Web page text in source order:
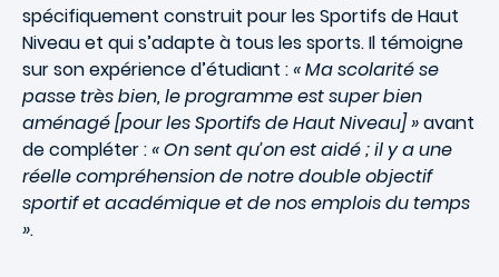
spécifiquement construit pour les Sportifs de Haut
Niveau et qui s’adapte à tous les sports. Il témoigne
sur son expérience d’étudiant :« Ma scolarité se
passe très bien, le programme est super bien
aménagé [pour les Sportifs de Haut Niveau] »avant
de compléter :« On sent qu’on est aidé ; il y a une
réelle compréhension de notre double objectif
sportif et académique et de nos emplois du temps
».